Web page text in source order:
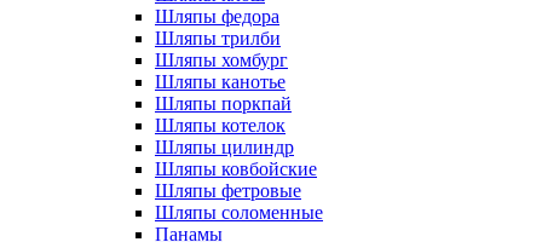
Шляпы федора
Шляпы трилби
Шляпы хомбург
Шляпы канотье
Шляпы поркпай
Шляпы котелок
Шляпы цилиндр
Шляпы ковбойские
Шляпы фетровые
Шляпы соломенные
Панамы